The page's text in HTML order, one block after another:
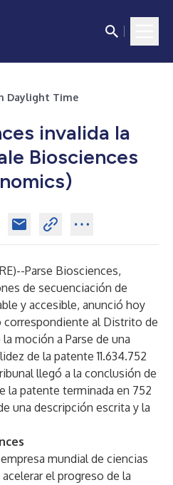
Daylight Time
invalida la
Biosciences
)--Parse Biosciences,
de secuenciación de
y accesible, anunció hoy
al Distrito de
moción a Parse de una
de la patente 11.634.752
llegó a la conclusión de
la patente terminada en 752
una descripción escrita y la
mundial de ciencias
el progreso de la